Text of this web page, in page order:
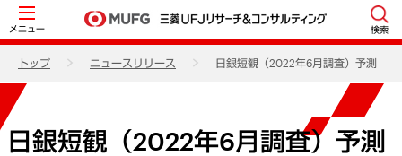
メニュー 検索
トップ ニュースリリース 日銀短観（2022年6月調査）予測
日銀短観（2022年6月調査）予測